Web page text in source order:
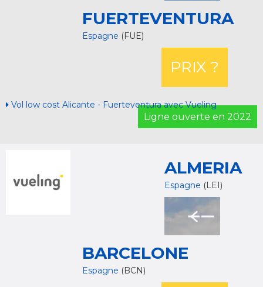
FUERTEVENTURA
Espagne (FUE)
PRIX ?
Vol low cost Alicante - Fuerteventura avec Vueling
Ligne ouverte en 2022
ALMERIA
Espagne (LEI)
BARCELONE
Espagne (BCN)